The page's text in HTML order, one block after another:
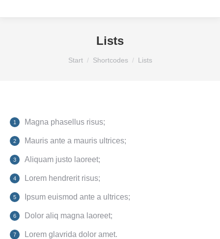
Lists
Sie befinden sich hier:
Start Shortcodes Lists
Magna phasellus risus;
Mauris ante a mauris ultrices;
Aliquam justo laoreet;
Lorem hendrerit risus;
Ipsum euismod ante a ultrices;
Dolor aliq magna laoreet;
Lorem glavrida dolor amet.